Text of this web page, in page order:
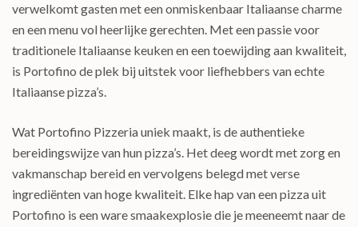
verwelkomt gasten met een onmiskenbaar Italiaanse charme
en een menu vol heerlijke gerechten. Met een passie voor
traditionele Italiaanse keuken en een toewijding aan kwaliteit,
is Portofino de plek bij uitstek voor liefhebbers van echte
Italiaanse pizza’s.
Wat Portofino Pizzeria uniek maakt, is de authentieke
bereidingswijze van hun pizza’s. Het deeg wordt met zorg en
vakmanschap bereid en vervolgens belegd met verse
ingrediënten van hoge kwaliteit. Elke hap van een pizza uit
Portofino is een ware smaakexplosie die je meeneemt naar de